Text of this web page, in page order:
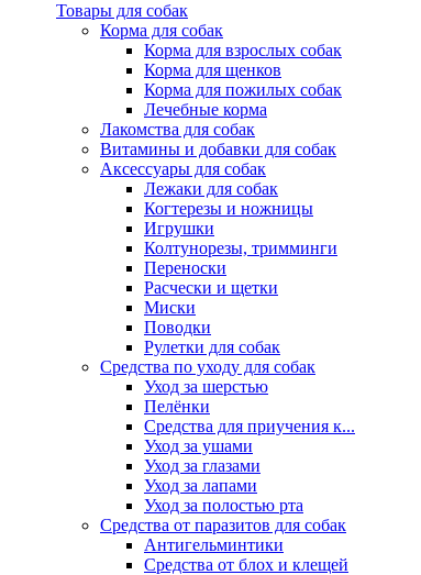
Товары для собак
Корма для собак
Корма для взрослых собак
Корма для щенков
Корма для пожилых собак
Лечебные корма
Лакомства для собак
Витамины и добавки для собак
Аксессуары для собак
Лежаки для собак
Когтерезы и ножницы
Игрушки
Колтунорезы, тримминги
Переноски
Расчески и щетки
Миски
Поводки
Рулетки для собак
Средства по уходу для собак
Уход за шерстью
Пелёнки
Средства для приучения к...
Уход за ушами
Уход за глазами
Уход за лапами
Уход за полостью рта
Средства от паразитов для собак
Антигельминтики
Средства от блох и клещей